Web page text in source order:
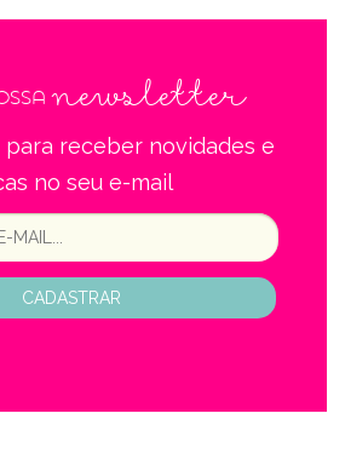
newsletter
para receber novidades e
no seu e-mail
CADASTRAR